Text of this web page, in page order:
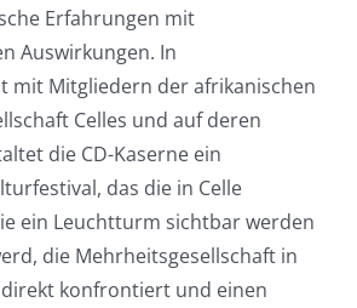
Erfahrungen mit
Auswirkungen. In
mit Mitgliedern der afrikanischen
Celles und auf deren
die CD-Kaserne ein
das die in Celle
ein Leuchtturm sichtbar werden
die Mehrheitsgesellschaft in
konfrontiert und einen